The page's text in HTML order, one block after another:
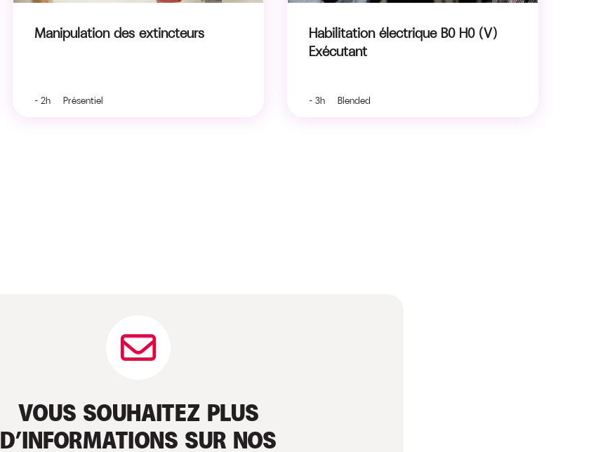
Manipulation des extincteurs
- 2h Présentiel
Habilitation électrique B0 H0 (V)
Exécutant
- 3h Blended
VOUS SOUHAITEZ PLUS
D’INFORMATIONS SUR NOS